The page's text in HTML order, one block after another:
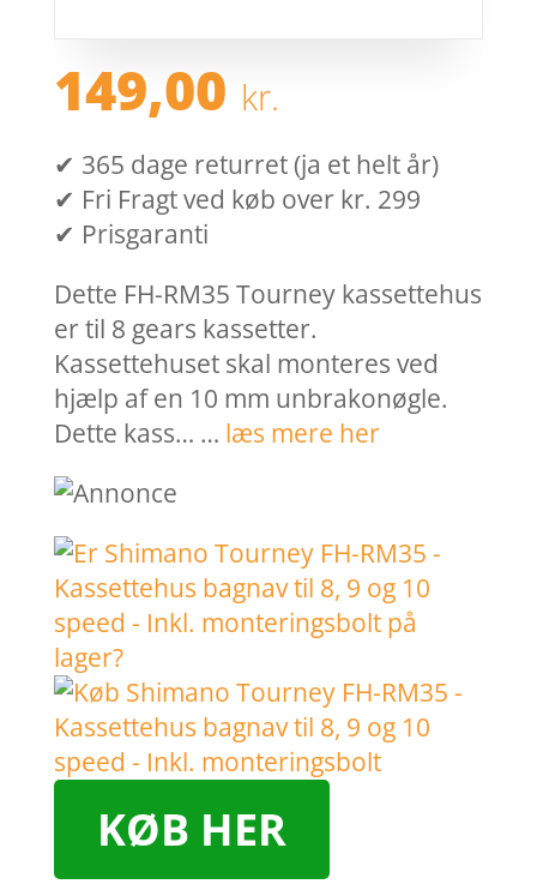
149,00 kr.
✔ 365 dage returret (ja et helt år)
✔ Fri Fragt ved køb over kr. 299
✔ Prisgaranti
Dette FH-RM35 Tourney kassettehus
er til 8 gears kassetter.
Kassettehuset skal monteres ved
hjælp af en 10 mm unbrakonøgle.
Dette kass… … læs mere her
KØB HER